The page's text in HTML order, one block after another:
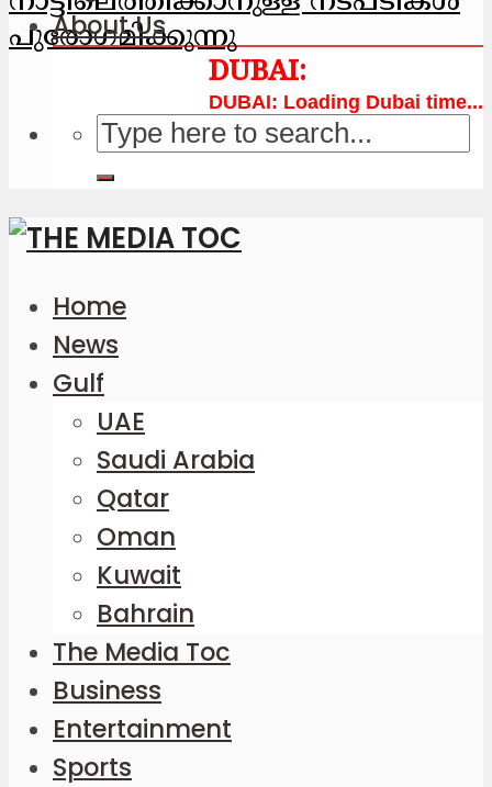
പുരോഗമിക്കുന്നു
Loading Dubai time...
About Us
Home
News
Gulf
UAE
Saudi Arabia
Qatar
Oman
Kuwait
Bahrain
The Media Toc
Business
Entertainment
Sports